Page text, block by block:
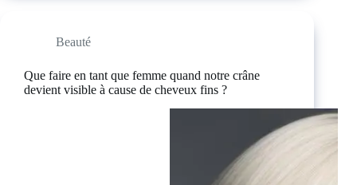
Beauté
Que faire en tant que femme quand notre crâne
devient visible à cause de cheveux fins ?